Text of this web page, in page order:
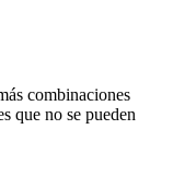
combinaciones
que no se pueden